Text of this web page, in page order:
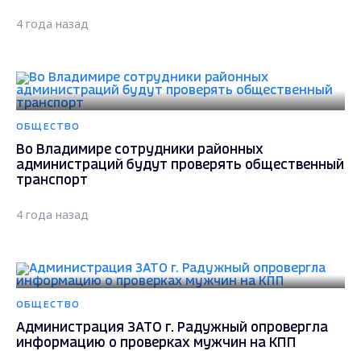
4 года назад
ОБЩЕСТВО
Во Владимире сотрудники районных
администраций будут проверять общественный
транспорт
4 года назад
ОБЩЕСТВО
Администрация ЗАТО г. Радужный опровергла
информацию о проверках мужчин на КПП